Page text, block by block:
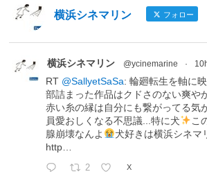
横浜シネマリン フォロー
横浜シネマリン @ycinemarine ·
RT @SallyetSaSa: 輪廻転生を軸に
部詰まった作品はクドさのない爽や
赤い糸の縁は自分にも繋がってる気
員愛おしくなる不思議...特に犬
こ
腺崩壊なんよ
犬好きは横浜シネマ
http…
2 X